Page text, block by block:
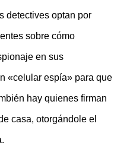
detectives optan por
sobre cómo
en sus
«celular espía» para que
hay quienes firman
casa, otorgándole el